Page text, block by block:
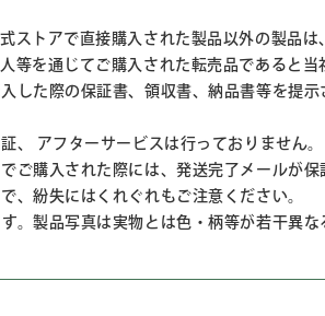
ストアで直接購入された製品以外の製品
等を通じてご購入された転売品であると
した際の保証書、領収書、納品書等を提
、 アフターサービスは行っておりません。
ご購入された際には、発送完了メールが
、紛失にはくれぐれもご注意ください。
。製品写真は実物とは色・柄等が若干異な